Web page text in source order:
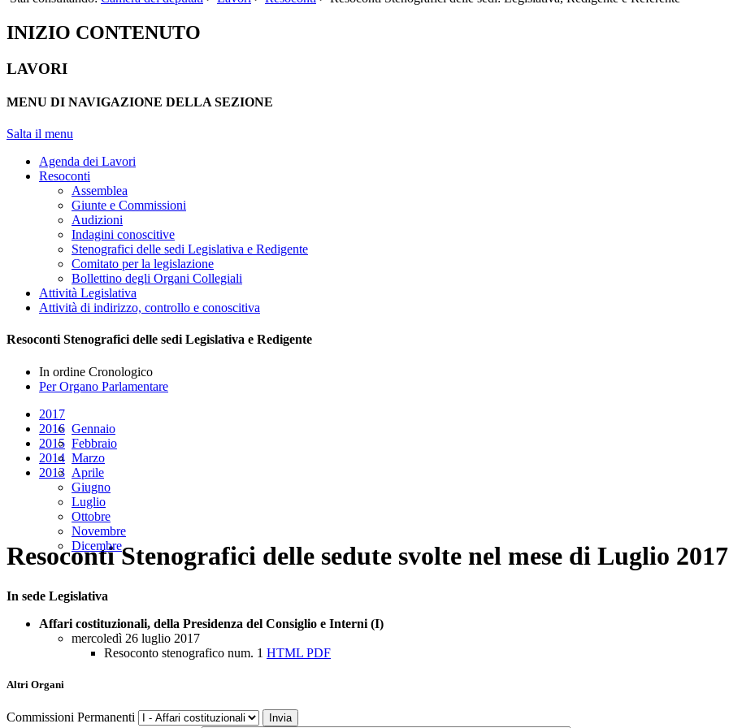
INIZIO CONTENUTO
LAVORI
MENU DI NAVIGAZIONE DELLA SEZIONE
Salta il menu
Agenda dei Lavori
Resoconti
Assemblea
Giunte e Commissioni
Audizioni
Indagini conoscitive
Stenografici delle sedi Legislativa e Redigente
Comitato per la legislazione
Bollettino degli Organi Collegiali
Attività Legislativa
Attività di indirizzo, controllo e conoscitiva
Resoconti Stenografici delle sedi Legislativa e Redigente
In ordine Cronologico
Per Organo Parlamentare
2017
Gennaio
Febbraio
Marzo
Aprile
Giugno
Luglio
Ottobre
Novembre
Dicembre
2016
2015
2014
2013
Resoconti Stenografici delle sedute svolte nel mese di Luglio 2017
In sede Legislativa
Affari costituzionali, della Presidenza del Consiglio e Interni (I)
mercoledì 26 luglio 2017
Resoconto stenografico num. 1 HTML PDF
Altri Organi
Commissioni Permanenti